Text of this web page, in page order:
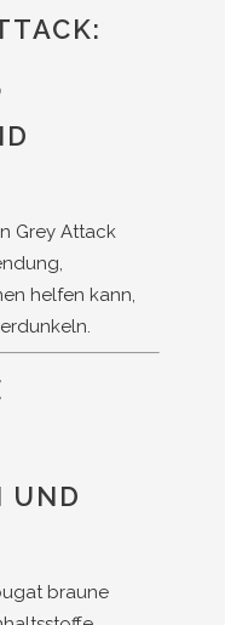
Grey Attack
helfen kann,
UND
braune